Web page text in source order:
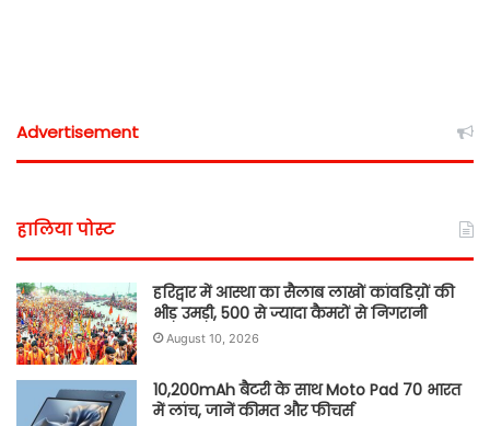
Advertisement
हालिया पोस्ट
हरिद्वार में आस्था का सैलाब लाखों कांवडिय़ों की
भीड़ उमड़ी, 500 से ज्यादा कैमरों से निगरानी
August 10, 2026
10,200mAh बैटरी के साथ Moto Pad 70 भारत
में लांच, जानें कीमत और फीचर्स